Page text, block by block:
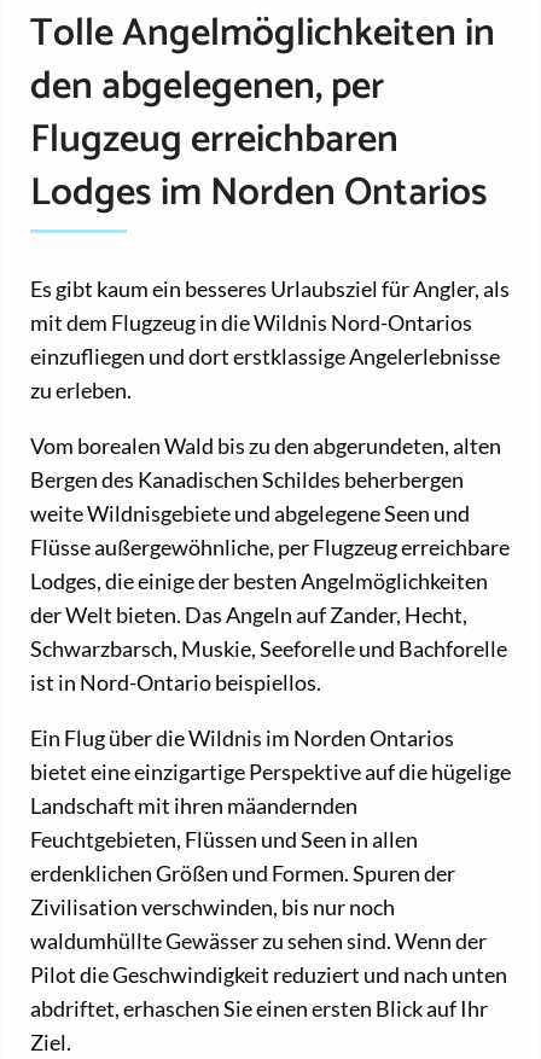
Tolle Angelmöglichkeiten in
den abgelegenen, per
Flugzeug erreichbaren
Lodges im Norden Ontarios
Es gibt kaum ein besseres Urlaubsziel für Angler, als
mit dem Flugzeug in die Wildnis Nord-Ontarios
einzufliegen und dort erstklassige Angelerlebnisse
zu erleben.
Vom borealen Wald bis zu den abgerundeten, alten
Bergen des Kanadischen Schildes beherbergen
weite Wildnisgebiete und abgelegene Seen und
Flüsse außergewöhnliche, per Flugzeug erreichbare
Lodges, die einige der besten Angelmöglichkeiten
der Welt bieten. Das Angeln auf Zander, Hecht,
Schwarzbarsch, Muskie, Seeforelle und Bachforelle
ist in Nord-Ontario beispiellos.
Ein Flug über die Wildnis im Norden Ontarios
bietet eine einzigartige Perspektive auf die hügelige
Landschaft mit ihren mäandernden
Feuchtgebieten, Flüssen und Seen in allen
erdenklichen Größen und Formen. Spuren der
Zivilisation verschwinden, bis nur noch
waldumhüllte Gewässer zu sehen sind. Wenn der
Pilot die Geschwindigkeit reduziert und nach unten
abdriftet, erhaschen Sie einen ersten Blick auf Ihr
Ziel.